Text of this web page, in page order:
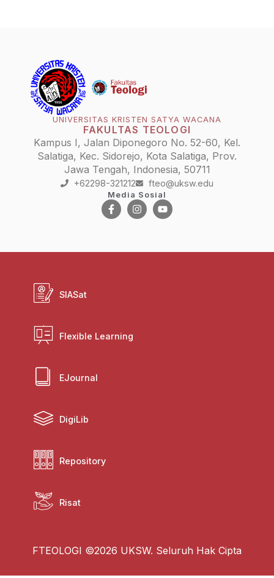
UNIVERSITAS KRISTEN SATYA WACANA
FAKULTAS TEOLOGI
Kampus I, Jalan Diponegoro No. 52-60, Kel.
Salatiga, Kec. Sidorejo, Kota Salatiga, Prov.
Jawa Tengah, Indonesia, 50711
+62298-321212 fteo@uksw.edu
Media Sosial
SIASat
Flexible Learning
EJournal
DigiLib
Repository
Risat
FTEOLOGI ©2026 UKSW. Seluruh Hak Cipta